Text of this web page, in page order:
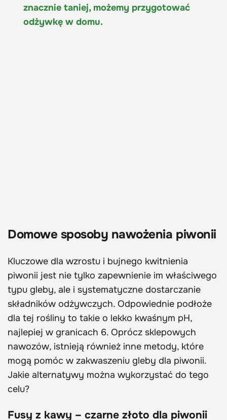
znacznie taniej, możemy przygotować
odżywkę w domu.
Domowe sposoby nawożenia piwonii
Kluczowe dla wzrostu i bujnego kwitnienia
piwonii jest nie tylko zapewnienie im właściwego
typu gleby, ale i systematyczne dostarczanie
składników odżywczych. Odpowiednie podłoże
dla tej rośliny to takie o lekko kwaśnym pH,
najlepiej w granicach 6. Oprócz sklepowych
nawozów, istnieją również inne metody, które
mogą pomóc w zakwaszeniu gleby dla piwonii.
Jakie alternatywy można wykorzystać do tego
celu?
Fusy z kawy – czarne złoto dla piwonii